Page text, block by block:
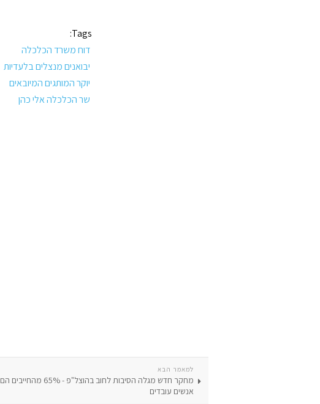
Tags:
דוח משרד הכלכלה
יבואנים מנצלים בלעדיות
יוקר המותגים המיובאים
שר הכלכלה אלי כהן
למאמר הבא
מחקר חדש מגלה הסיבות לחוב בהוצל"פ - 65% מהחייבים הם
אנשים עובדים